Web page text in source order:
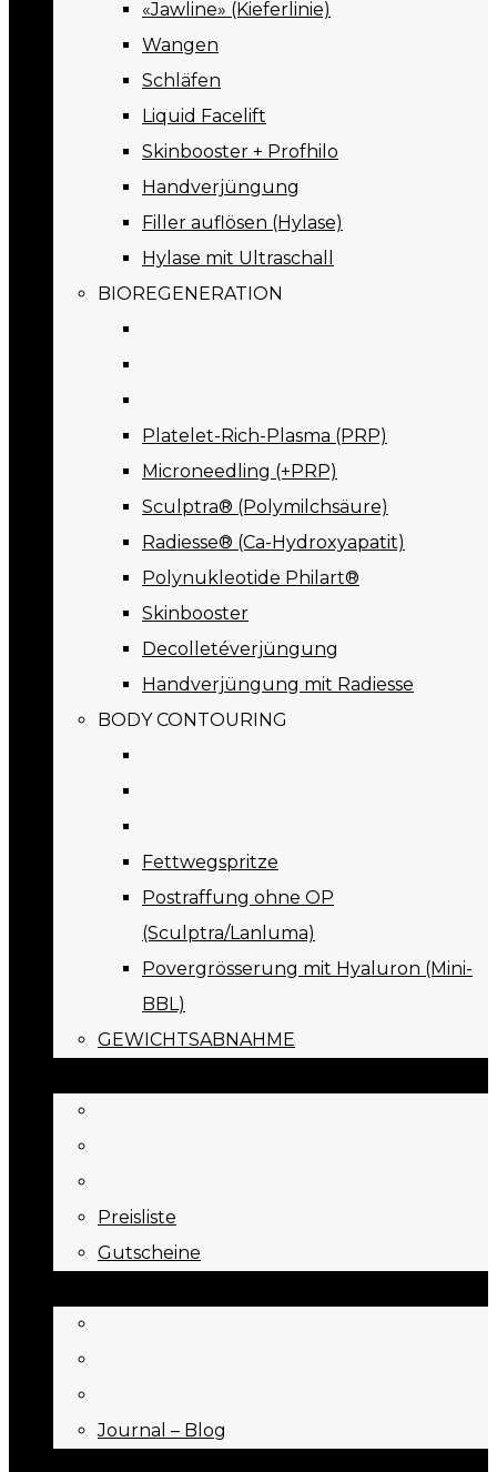
«Jawline» (Kieferlinie)
Wangen
Schläfen
Liquid Facelift
Skinbooster + Profhilo
Handverjüngung
Filler auflösen (Hylase)
Hylase mit Ultraschall
BIOREGENERATION
Platelet-Rich-Plasma (PRP)
Microneedling (+PRP)
Sculptra® (Polymilchsäure)
Radiesse® (Ca-Hydroxyapatit)
Polynukleotide Philart®
Skinbooster
Decolletéverjüngung
Handverjüngung mit Radiesse
BODY CONTOURING
Fettwegspritze
Postraffung ohne OP
(Sculptra/Lanluma)
Povergrösserung mit Hyaluron (Mini-
BBL)
GEWICHTSABNAHME
Preisliste
Gutscheine
Journal – Blog